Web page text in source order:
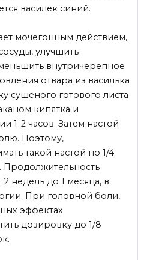
василек синий.
мочегонным действием,
улучшить
внутричерепное
отвара из василька
сушеного готового листа
кипятка и
1-2 часов. Затем настой
Поэтому,
такой настой по 1/4
Продолжительность
2 недель до 1 месяца, в
При головной боли,
эффектах
дозировку до 1/8